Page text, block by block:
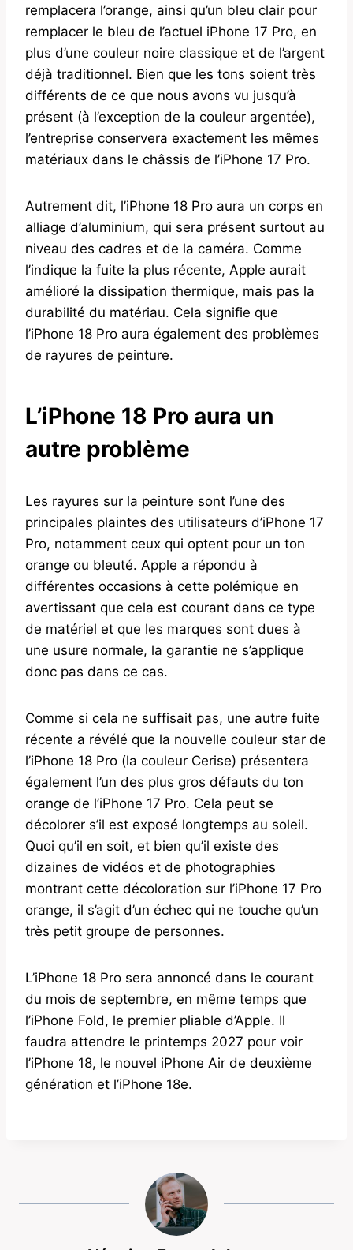
remplacera l’orange, ainsi qu’un bleu clair pour
remplacer le bleu de l’actuel iPhone 17 Pro, en
plus d’une couleur noire classique et de l’argent
déjà traditionnel. Bien que les tons soient très
différents de ce que nous avons vu jusqu’à
présent (à l’exception de la couleur argentée),
l’entreprise conservera exactement les mêmes
matériaux dans le châssis de l’iPhone 17 Pro.
Autrement dit, l’iPhone 18 Pro aura un corps en
alliage d’aluminium, qui sera présent surtout au
niveau des cadres et de la caméra. Comme
l’indique la fuite la plus récente, Apple aurait
amélioré la dissipation thermique, mais pas la
durabilité du matériau. Cela signifie que
l’iPhone 18 Pro aura également des problèmes
de rayures de peinture.
L’iPhone 18 Pro aura un
autre problème
Les rayures sur la peinture sont l’une des
principales plaintes des utilisateurs d’iPhone 17
Pro, notamment ceux qui optent pour un ton
orange ou bleuté. Apple a répondu à
différentes occasions à cette polémique en
avertissant que cela est courant dans ce type
de matériel et que les marques sont dues à
une usure normale, la garantie ne s’applique
donc pas dans ce cas.
Comme si cela ne suffisait pas, une autre fuite
récente a révélé que la nouvelle couleur star de
l’iPhone 18 Pro (la couleur Cerise) présentera
également l’un des plus gros défauts du ton
orange de l’iPhone 17 Pro. Cela peut se
décolorer s’il est exposé longtemps au soleil.
Quoi qu’il en soit, et bien qu’il existe des
dizaines de vidéos et de photographies
montrant cette décoloration sur l’iPhone 17 Pro
orange, il s’agit d’un échec qui ne touche qu’un
très petit groupe de personnes.
L’iPhone 18 Pro sera annoncé dans le courant
du mois de septembre, en même temps que
l’iPhone Fold, le premier pliable d’Apple. Il
faudra attendre le printemps 2027 pour voir
l’iPhone 18, le nouvel iPhone Air de deuxième
génération et l’iPhone 18e.